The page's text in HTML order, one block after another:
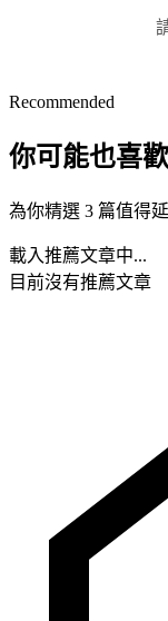
Recommended
你可能也喜歡
為你精選 3 篇值得
載入推薦文章中...
目前沒有推薦文章